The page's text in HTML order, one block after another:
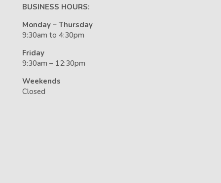
BUSINESS HOURS:
Monday – Thursday
9:30am to 4:30pm
Friday
9:30am – 12:30pm
Weekends
Closed